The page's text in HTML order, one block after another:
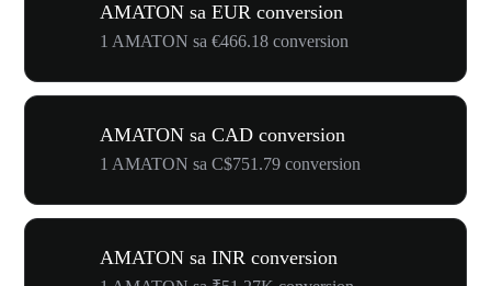
AMATON sa EUR conversion
1 AMATON sa €466.18 conversion
AMATON sa CAD conversion
1 AMATON sa C$751.79 conversion
AMATON sa INR conversion